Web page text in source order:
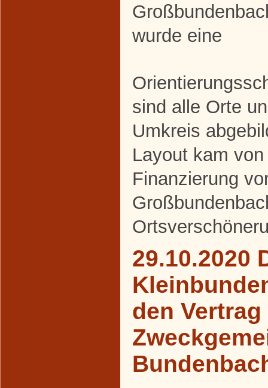
wurde eine
sind alle Orte
Umkreis
Layout kam
Finanzierung
29.10.2020
den Vertrag